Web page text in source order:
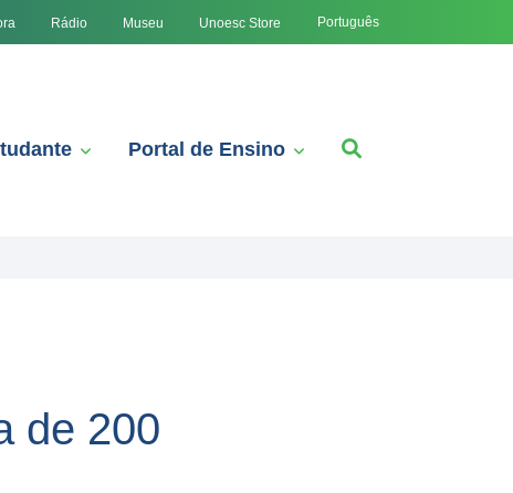
Rádio Museu Unoesc Store Português
Portal de Ensino
de 200